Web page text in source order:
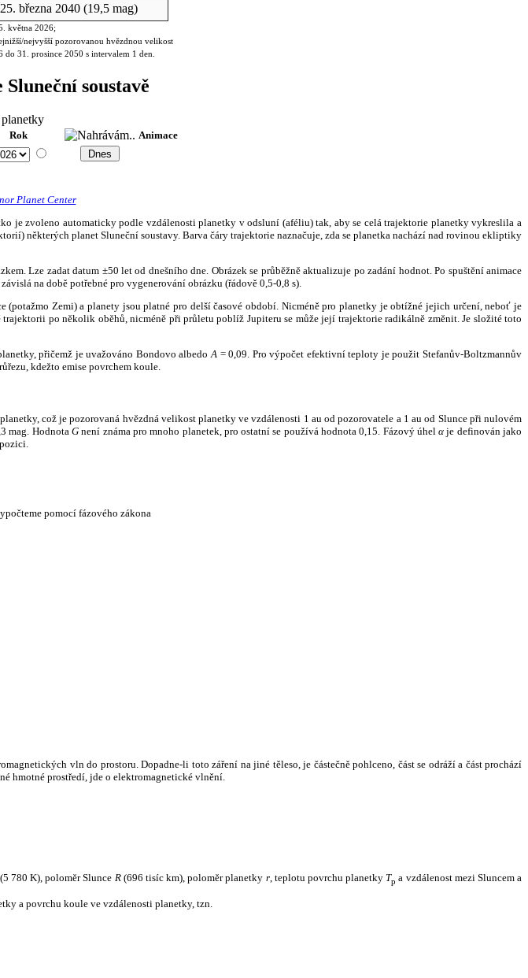
25. března 2040(19,5 mag)
května 2026;
nejvyšší pozorovanou hvězdnou velikost
31. prosince 2050 s intervalem 1 den.
soustavě
Rok Animace
Planet Center
je zvoleno automaticky podle vzdálenosti planetky v odsluní (aféliu) tak, aby se celá trajektorie planetky vykreslila a
některých planet Sluneční soustavy. Barva čáry trajektorie naznačuje, zda se planetka nachází nad rovinou ekliptiky
Lze zadat datum ±50 let od dnešního dne. Obrázek se průběžně aktualizuje po zadání hodnot. Po spuštění animace
na době potřebné pro vygenerování obrázku (řádově 0,5-0,8 s).
(potažmo Zemi) a planety jsou platné pro delší časové období. Nicméně pro planetky je obtížné jejich určení, neboť je
po několik oběhů, nicméně při průletu poblíž Jupiteru se může její trajektorie radikálně změnit. Je složité toto
přičemž je uvažováno Bondovo albedo A = 0,09. Pro výpočet efektivní teploty je použit Stefanův-Boltzmannův
kdežto emise povrchem koule.
což je pozorovaná hvězdná velikost planetky ve vzdálenosti 1 au od pozorovatele a 1 au od Slunce při nulovém
mag. HodnotaG není známa pro mnoho planetek, pro ostatní se používá hodnota 0,15. Fázový úhelα je definován jako
pomocí fázového zákona
vln do prostoru. Dopadne-li toto záření na jiné těleso, je částečně pohlceno, část se odráží a část prochází
hmotné prostředí, jde o elektromagnetické vlnění.
780 K), poloměr Slunce R(696 tisíc km), poloměr planetky r, teplotu povrchu planetky Tp a vzdálenost mezi Sluncem a
a povrchu koule ve vzdálenosti planetky, tzn.